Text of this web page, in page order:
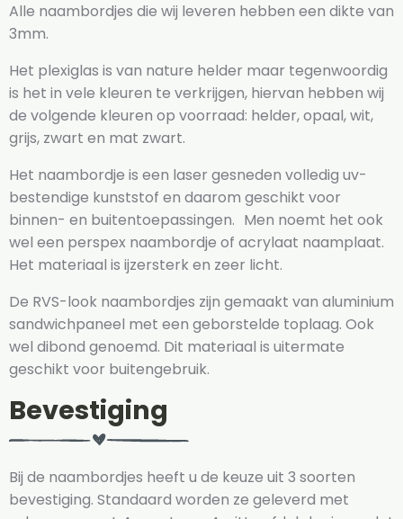
Alle naambordjes die wij leveren hebben een dikte van
3mm.
Het plexiglas is van nature helder maar tegenwoordig
is het in vele kleuren te verkrijgen, hiervan hebben wij
de volgende kleuren op voorraad: helder, opaal, wit,
grijs, zwart en mat zwart.
Het naambordje is een laser gesneden volledig uv-
bestendige kunststof en daarom geschikt voor
binnen- en buitentoepassingen. Men noemt het ook
wel een perspex naambordje of acrylaat naamplaat.
Het materiaal is ijzersterk en zeer licht.
De RVS-look naambordjes zijn gemaakt van aluminium
sandwichpaneel met een geborstelde toplaag. Ook
wel dibond genoemd. Dit materiaal is uitermate
geschikt voor buitengebruik.
Bevestiging
Bij de naambordjes heeft u de keuze uit 3 soorten
bevestiging. Standaard worden ze geleverd met